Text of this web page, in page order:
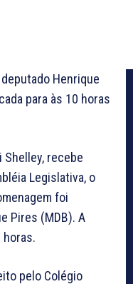
Henrique
para às 10 horas
Shelley, recebe
Legislativa, o
foi
Pires (MDB). A
horas.
pelo Colégio